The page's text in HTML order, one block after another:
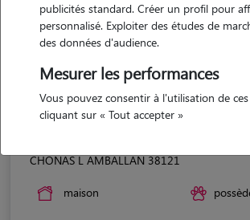
CHONAS L AMBALLAN 38121
maison
publicités standard. Créer un profil pour
personnalisé. Exploiter des études de
des données d'audience.
Mesurer les performances
Vous pouvez consentir à l'utilisation de
cliquant sur « Tout accepter »